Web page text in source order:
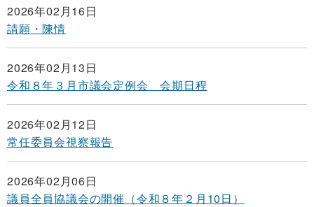
2026年02月16日
請願・陳情
2026年02月13日
令和８年３月市議会定例会 会期日程
2026年02月12日
常任委員会視察報告
2026年02月06日
議員全員協議会の開催（令和８年２月10日）